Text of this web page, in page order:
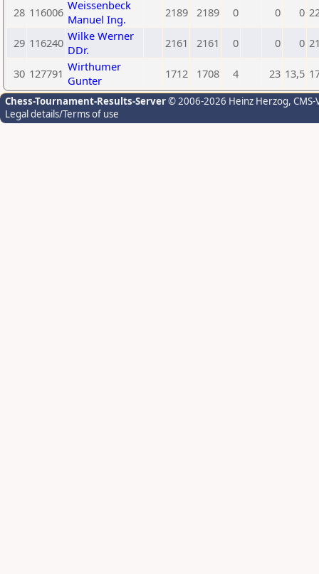
28 116006 Weissenbeck
Manuel Ing.
2189 2189 0 0 0
29 116240 Wilke Werner
DDr.
2161 2161 0 0 0
30 127791 Wirthumer
Gunter
1712 1708 4 23 13,5
Chess-Tournament-Results-Server© 2006-2026 Heinz Herzog,
Legal details/Terms of use